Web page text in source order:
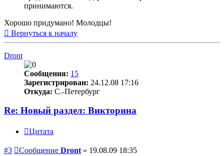
принимаются.
Хорошо придумано! Молодцы!
Вернуться к началу
Dront
Сообщения: 15
Зарегистрирован: 24.12.08 17:16
Откуда: С.-Петербург
Re: Новый раздел: Викторина
Цитата
#3 Сообщение Dront » 19.08.09 18:35